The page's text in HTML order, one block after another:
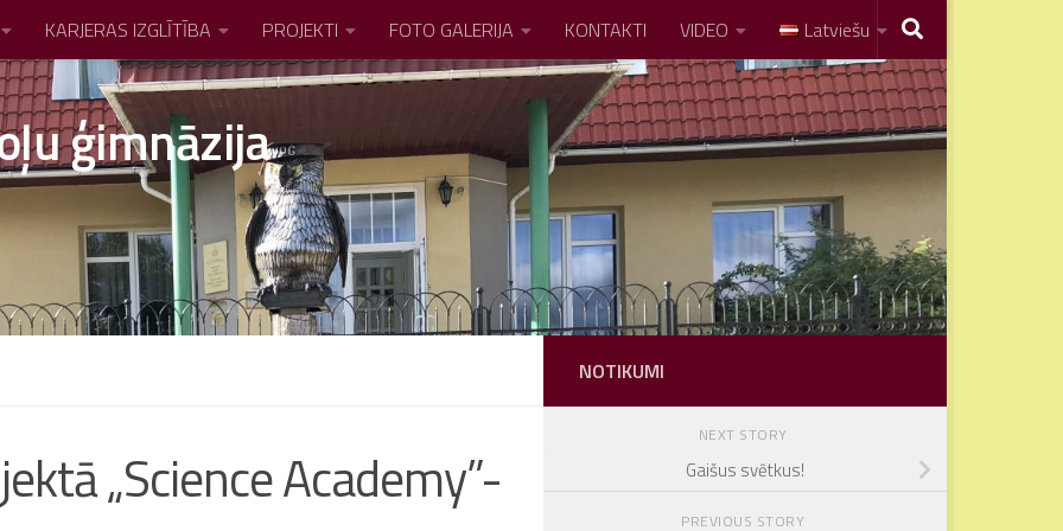
KARJERAS IZGLĪTĪBA PROJEKTI FOTO GALERIJA KONTAKTI VIDEO Latviešu
ģimnāzija
„Science Academy”-
NOTIKUMI
NEXT STORY
Gaišus svētkus!
PREVIOUS STORY